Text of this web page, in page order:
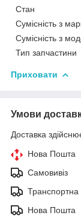
Стан
Сумісність з
Сумісність з
Тип запчастини
Приховати
Умови
Доставка
Нова Пошта
Самовивіз
Транспортна
Нова Пошта